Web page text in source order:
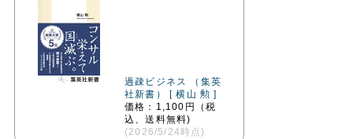
過疎ビジネス （集英
社新書） [ 横山 勲 ]
価格：1,100円（税
込、送料無料)
(2026/5/24時点)